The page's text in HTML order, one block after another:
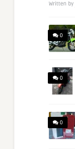
Written by
0
0
0